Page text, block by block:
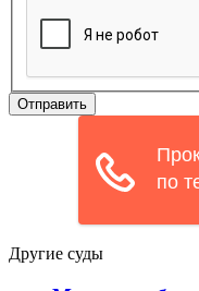
Другие суды